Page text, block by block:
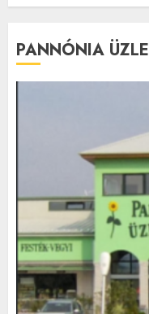
PANNÓNIA